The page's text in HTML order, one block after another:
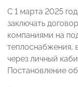
С 1 марта 2025
заключать
компаниями на
теплоснабжения,
через личный
Постановление